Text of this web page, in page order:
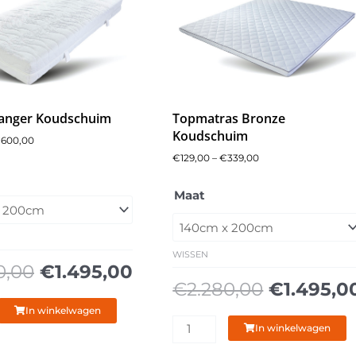
Koudschuim
600,00
€600,00
was:
€1.495,00
€1.495,00.
In winkelwagen
Topmatras Bronze
Koudschuim
€129,00 – €339,00
€339,00
Maat
WISSEN
€2.280,00
was:
€
Caresse
3850
aantal
In winkelwagen